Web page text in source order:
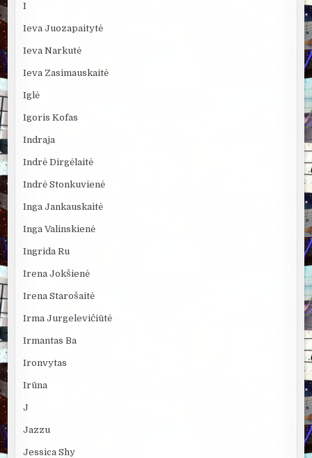
I
Ieva Juozapaitytė
Ieva Narkutė
Ieva Zasimauskaitė
Iglė
Igoris Kofas
Indraja
Indrė Dirgėlaitė
Indrė Stonkuvienė
Inga Jankauskaitė
Inga Valinskienė
Ingrida Ru
Irena Jokšienė
Irena Starošaitė
Irma Jurgelevičiūtė
Irmantas Ba
Ironvytas
Irūna
J
Jazzu
Jessica Shy